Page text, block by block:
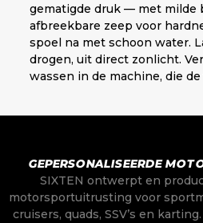
gematigde druk — met milde
afbreekbare zeep voor
spoel na met schoon water.
drogen, uit direct zonlicht.
wassen in de machine, die
GEPERSONALISEERDE
SIXTEN ontwerpt en
motorsportuitrusting voor
cruisers, quads, SSV’s en